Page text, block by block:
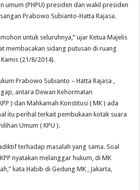
umum (PHPU) presiden dan wakil presiden
Prabowo Subianto-Hatta Rajasa.
untuk seluruhnya,” ujar Ketua Majelis
membacakan sidang putusan di ruang
(21/8/2014).
Prabowo Subianto – Hatta Rajasa ,
antara Dewan Kehormatan
) dan Mahkamah Konstitusi ( MK ) ada
itu perihal terkait pembukaan kotak suara
Umum ( KPU ).
terhadap masalah yang sama. Soal
nyatakan melanggar hukum, di MK
kata Habib di Gedung MK , Jakarta,